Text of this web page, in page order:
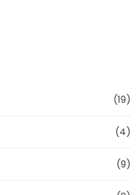
(19)
(4)
(9)